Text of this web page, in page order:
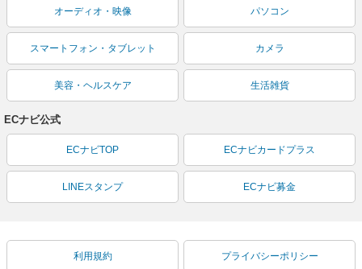
オーディオ・映像 パソコン
スマートフォン・タブレット カメラ
美容・ヘルスケア 生活雑貨
ECナビ公式
ECナビTOP ECナビカードプラス
LINEスタンプ ECナビ募金
利用規約 プライバシーポリシー